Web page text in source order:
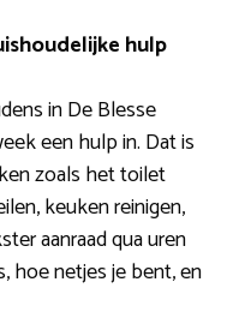
hulp
in De Blesse
een hulp in. Dat is
zoals het toilet
keuken reinigen,
aanraad qua uren
hoe netjes je bent, en